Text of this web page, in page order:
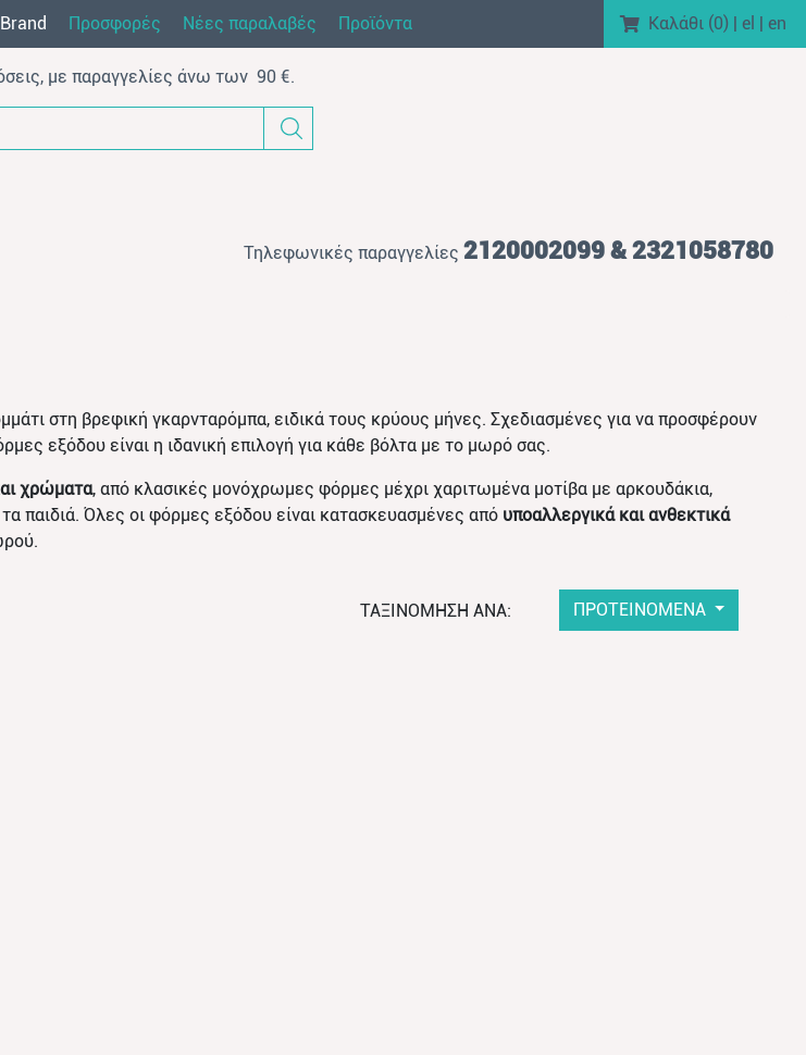
Brand Προσφορές Νέες παραλαβές Προϊόντα Καλάθι (0) | el | en
με παραγγελίες άνω των 90 €.
Τηλεφωνικές παραγγελίες 2120002099 & 2321058780
στη βρεφική γκαρνταρόμπα, ειδικά τους κρύους μήνες. Σχεδιασμένες για να προσφέρουν
εξόδου είναι η ιδανική επιλογή για κάθε βόλτα με το μωρό σας.
χρώματα, από κλασικές μονόχρωμες φόρμες μέχρι χαριτωμένα μοτίβα με αρκουδάκια,
παιδιά. Όλες οι φόρμες εξόδου είναι κατασκευασμένες από υποαλλεργικά και ανθεκτικά
ΤΑΞΙΝΟΜΗΣΗ ΑΝΑ: ΠΡΟΤΕΙΝΟΜΕΝΑ